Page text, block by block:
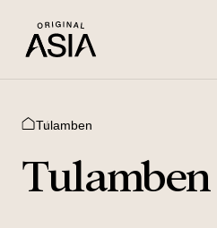
Tulamben
Tulamben